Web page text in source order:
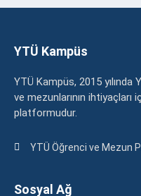
YTÜ Kampüs
YTÜ Kampüs, 2015 yılında
ve mezunlarının
platformudur.
YTÜ Öğrenci ve Mezun
Sosyal Ağ